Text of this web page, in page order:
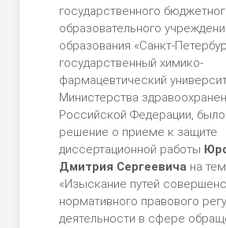
государственного
образовательного
образования «Санкт-
государственный химико-
фармацевтический
Министерства
Российской Федерации, было
решение о приеме к защите
диссертационной работы
Дмитрия Сергеевича на
«Изыскание путей
нормативного правового
деятельности в сфере